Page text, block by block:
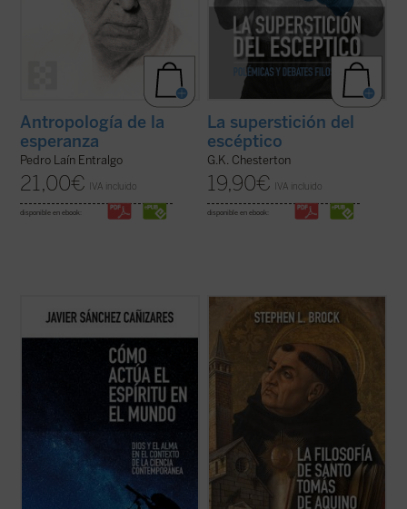
Antropología de la
esperanza
Pedro Laín Entralgo
21,00€ IVA incluido
disponible en ebook:
La superstición del
escéptico
G.K. Chesterton
19,90€ IVA incluido
disponible en ebook:
El autor traza un modelo para explicar
cómo actúa el espíritu en el mundo, pero
naturaleza o qué significado tiene la
existencia del mal. Una propuesta audaz,
con un estilo a la vez riguroso y ...(ver
expertos al pensamiento de Tomás de
que rara vez se mencionan hoy en día y
ofreciendo una interpretación diferente de
su enseñanza sobre la naturaleza, los ...
(ver ficha)